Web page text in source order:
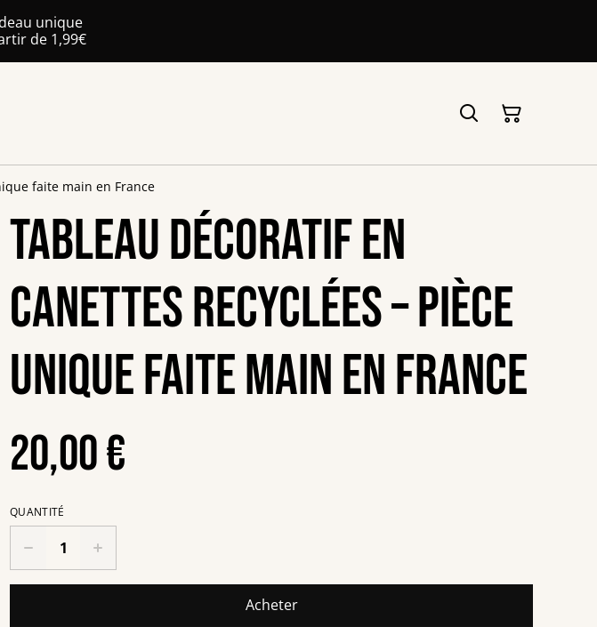
unique
de 1,99€
faite main en France
Tableau décoratif en
canettes recyclées – Pièce
unique faite main en France
20,00 €
QUANTITÉ
Acheter